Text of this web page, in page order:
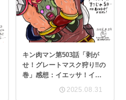
キン肉マン第503話「剥が
せ！グレートマスク狩り‼︎の
巻」感想：イエッサ！イエ
2025.08.31